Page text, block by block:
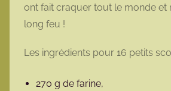
e
ont fait craquer tout le monde et
long feu !
Les ingrédients pour 16 petits
270 g de farine,